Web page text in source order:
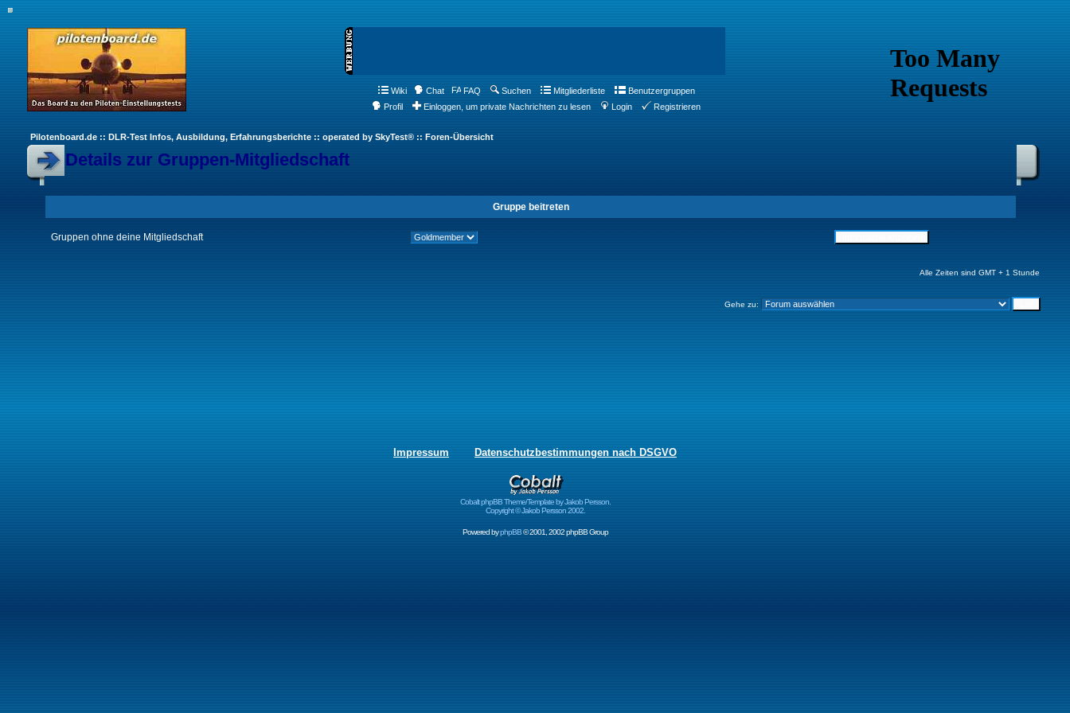
Wiki Chat FAQ Suchen Mitgliederliste
Benutzergruppen
Profil
Einloggen, um private Nachrichten zu lesen Login Registrieren
Pilotenboard.de :: DLR-Test Infos, Ausbildung, Erfahrungsberichte :: operated by SkyTest® :: Foren-Übersicht
Details zur Gruppen-Mitgliedschaft
Gruppe beitreten
Gruppen ohne deine Mitgliedschaft
Alle Zeiten sind GMT + 1 Stunde
Gehe zu:
Impressum Datenschutzbestimmungen nach DSGVO
Cobalt phpBB Theme/Template by Jakob Persson.
Copyright © Jakob Persson 2002.
Powered byphpBB© 2001, 2002 phpBB Group